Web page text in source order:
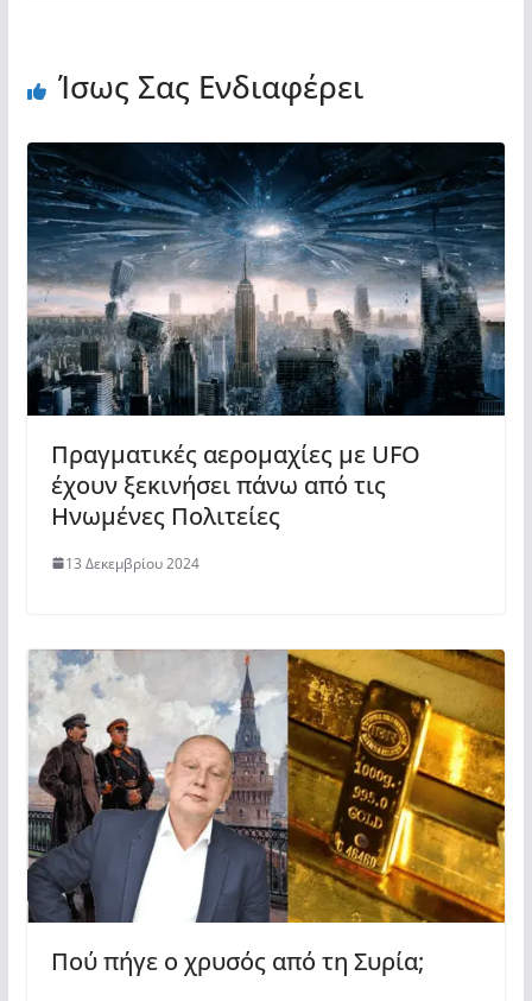
Ίσως Σας Ενδιαφέρει
Πραγματικές αερομαχίες με UFO
έχουν ξεκινήσει πάνω από τις
Ηνωμένες Πολιτείες
13 Δεκεμβρίου 2024
Πού πήγε ο χρυσός από τη Συρία;